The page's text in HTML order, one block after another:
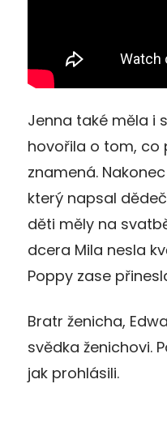
Jenna také měla i
hovořila o tom, co
znamená.
který napsal
děti měly na
dcera Mila nesla
Poppy zase
Bratr ženicha,
svědka ženichovi.
jak prohlásili.